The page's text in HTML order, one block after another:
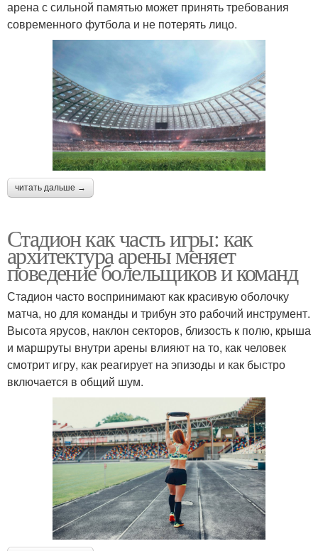
арена с сильной памятью может принять требования
современного футбола и не потерять лицо.
читать дальше →
Стадион как часть игры: как
архитектура арены меняет
поведение болельщиков и команд
Стадион часто воспринимают как красивую оболочку
матча, но для команды и трибун это рабочий инструмент.
Высота ярусов, наклон секторов, близость к полю, крыша
и маршруты внутри арены влияют на то, как человек
смотрит игру, как реагирует на эпизоды и как быстро
включается в общий шум.